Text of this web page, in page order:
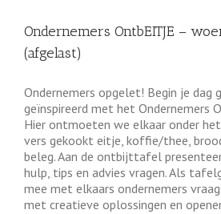
Ondernemers OntbEITJE –
(afgelast)
Ondernemers opgelet! Begin je dag
geïnspireerd met het Ondernemers
Hier ontmoeten we elkaar onder
vers gekookt eitje, koffie/thee,
beleg. Aan de ontbijttafel
hulp, tips en advies vragen. Als
mee met elkaars ondernemers
met creatieve oplossingen en